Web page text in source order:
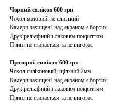
Чорний силікон 600 грн
Чохол матовий, не слизький
Камери захищені, над екраном є бортик
Друк рельєфний з лаковим покриттям
Принт не стирається та не вигорає
Прозорий силікон 600 грн
Чохол силіконовий, щільний 2мм
Камери захищені, над екраном є бортик
Друк рельєфний з лаковим покриттям
Принт не стирається та не вигорає